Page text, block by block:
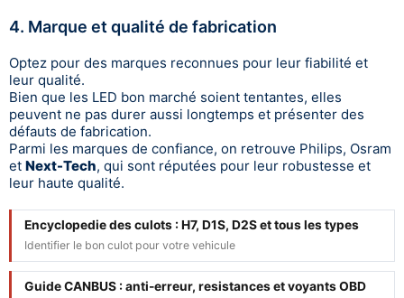
4. Marque et qualité de fabrication
Optez pour des marques reconnues pour leur fiabilité et
leur qualité.
Bien que les LED bon marché soient tentantes, elles
peuvent ne pas durer aussi longtemps et présenter des
défauts de fabrication.
Parmi les marques de confiance, on retrouve Philips, Osram
et Next-Tech, qui sont réputées pour leur robustesse et
leur haute qualité.
Encyclopedie des culots : H7, D1S, D2S et tous les types
Identifier le bon culot pour votre vehicule
Guide CANBUS : anti-erreur, resistances et voyants OBD